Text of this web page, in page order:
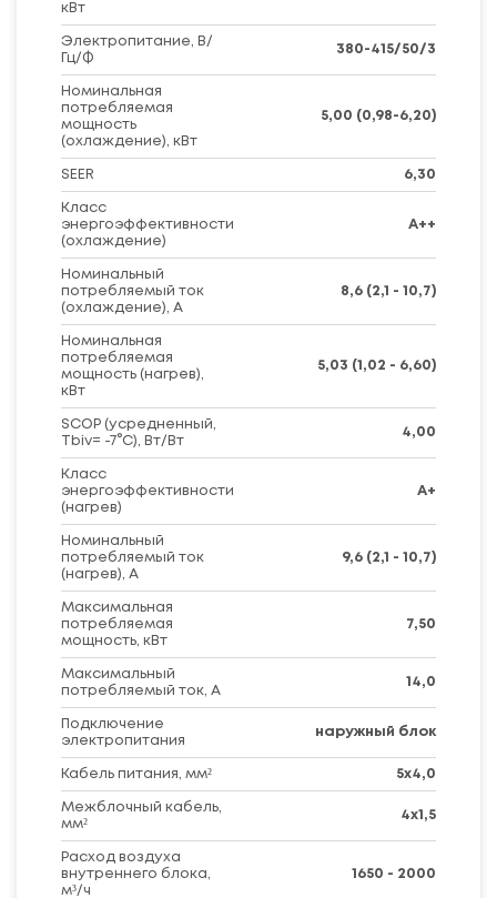
кВт
Электропитание, В/
Гц/Ф
380-415/50/3
Номинальная
потребляемая
мощность
(охлаждение), кВт
5,00 (0,98-6,20)
SEER 6,30
Класс
энергоэффективности
(охлаждение)
A++
Номинальный
потребляемый ток
(охлаждение), А
8,6 (2,1 - 10,7)
Номинальная
потребляемая
мощность (нагрев),
кВт
5,03 (1,02 - 6,60)
SCOP (усредненный,
Tbiv= -7°C), Вт/Вт
4,00
Класс
энергоэффективности
(нагрев)
A+
Номинальный
потребляемый ток
(нагрев), А
9,6 (2,1 - 10,7)
Максимальная
потребляемая
мощность, кВт
7,50
Максимальный
потребляемый ток, А
14,0
Подключение
электропитания
наружный блок
Кабель питания, мм² 5х4,0
Межблочный кабель,
мм²
4х1,5
Расход воздуха
внутреннего блока,
м³/ч
1650 - 2000